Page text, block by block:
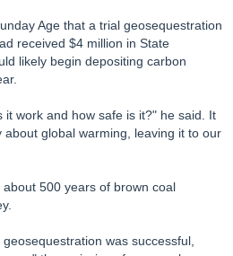
Age that a trial geosequestration
received $4 million in State
likely begin depositing carbon
work and how safe is it?" he said. It
global warming, leaving it to our
500 years of brown coal
was successful,